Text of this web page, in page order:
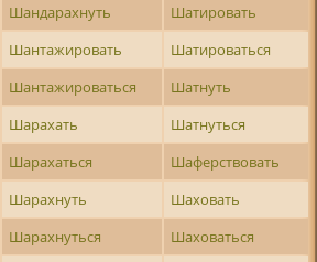
Шандарахнуть
Шатировать
Шантажировать
Шатироваться
Шантажироваться
Шатнуть
Шарахать
Шатнуться
Шарахаться
Шаферствовать
Шарахнуть
Шаховать
Шарахнуться
Шаховаться